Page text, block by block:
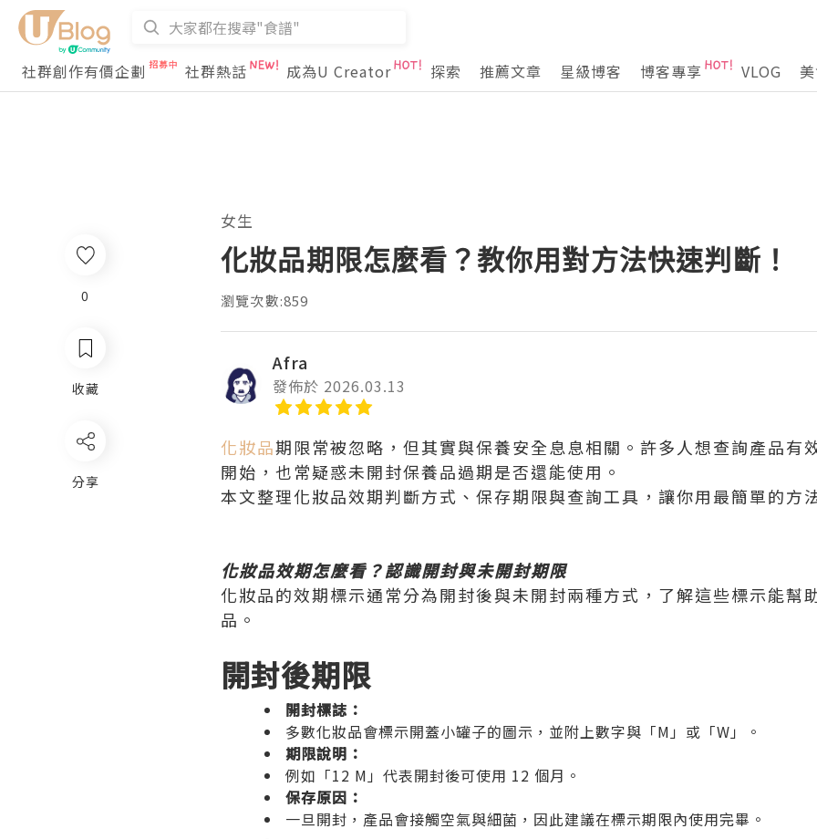
社群創作有價企劃 社群熱話 成為U Creator 探索 推薦文章 星級博客 博客專享 VLOG
女生
化妝品期限怎麼看？教你用對方法快速判斷！
瀏覽次數:859
Afra
發佈於 2026.03.13
化妝品期限常被忽略，但其實與保養安全息息相關。許多人想查詢產品有
開始，也常疑惑未開封保養品過期是否還能使用。
本文整理化妝品效期判斷方式、保存期限與查詢工具，讓你用最簡單的方
化妝品效期怎麼看？認識開封與未開封期限
化妝品的效期標示通常分為開封後與未開封兩種方式，了解這些標示能幫
品。
開封後期限
開封標誌：
多數化妝品會標示開蓋小罐子的圖示，並附上數字與「M」或「W」。
期限說明：
例如「12 M」代表開封後可使用 12 個月。
保存原因：
一旦開封，產品會接觸空氣與細菌，因此建議在標示期限內使用完畢。
0
收藏
分享